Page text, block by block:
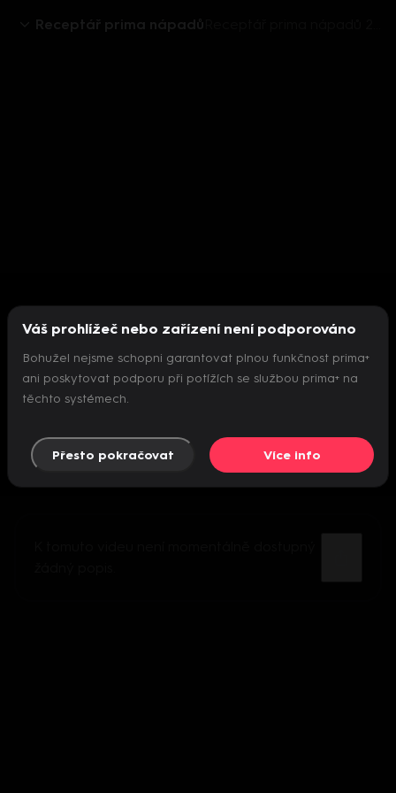
Receptář prima nápadů
Nepodařilo se inicializovat přehrávač
Váš prohlížeč nebo zařízení není podporováno
Bohužel nejsme schopni garantovat plnou funkčnost prima+
ani poskytovat podporu při potížích se službou prima+ na
těchto systémech.
Přesto pokračovat Více info